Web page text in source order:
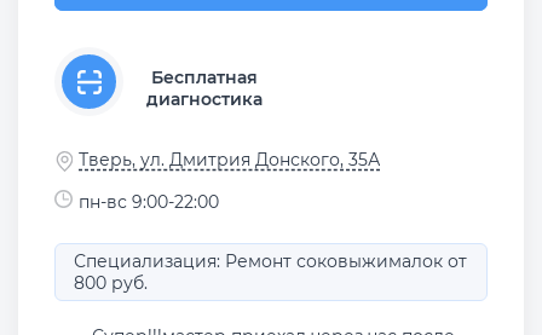
Бесплатная
диагностика
Тверь, ул. Дмитрия Донского, 35А
пн-вс 9:00-22:00
Специализация: Ремонт соковыжималок от
800 руб.